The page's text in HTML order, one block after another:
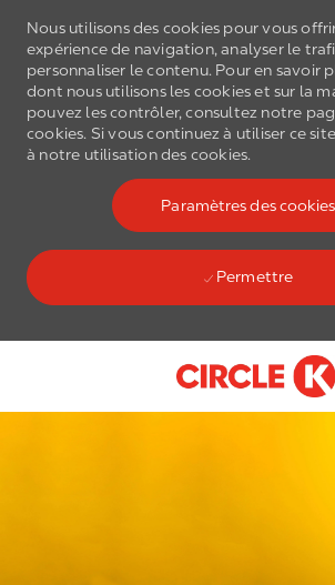
Nous utilisons des cookies pour vous
expérience de navigation, analyser le
personnaliser le contenu. Pour en savoir
dont nous utilisons les cookies et sur la
pouvez les contrôler, consultez notre
cookies. Si vous continuez à utiliser ce
à notre utilisation des cookies.
Paramètres des cookies
Permettre